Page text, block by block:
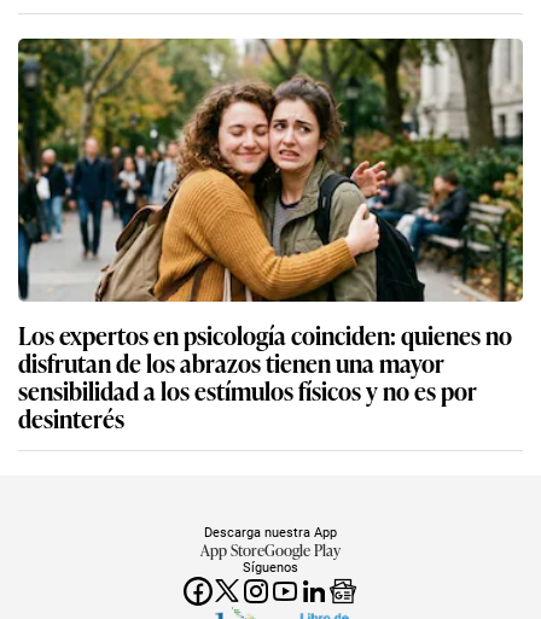
Los expertos en psicología coinciden: quienes no
disfrutan de los abrazos tienen una mayor
sensibilidad a los estímulos físicos y no es por
desinterés
Síguenos
Descarga nuestra App
App StoreGoogle Play